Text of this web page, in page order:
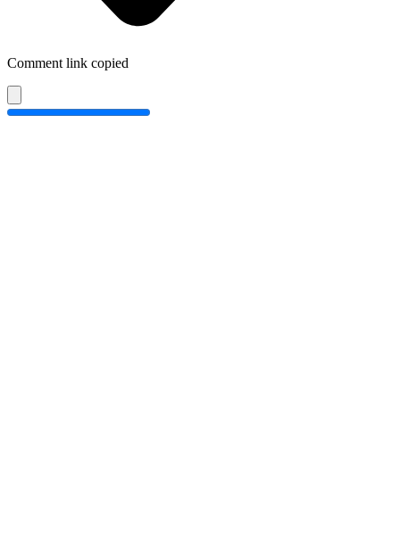
Comment link copied